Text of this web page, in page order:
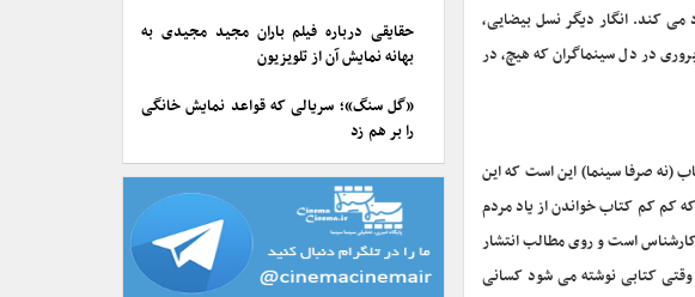
کند. انگار دیگر نسل بیضایی،
در دل سینماگران که هیچ، در
(نه صرفا سینما) این است که این
کم کم کتاب خواندن از یاد مردم
است و روی مطالب انتشار
کتابی نوشته می شود کسانی
حقایقی درباره فیلم باران مجید مجیدی به
بهانه نمایش آن از تلویزیون
«گل سنگ»؛ سریالی که قواعد نمایش خانگی
را بر هم زد